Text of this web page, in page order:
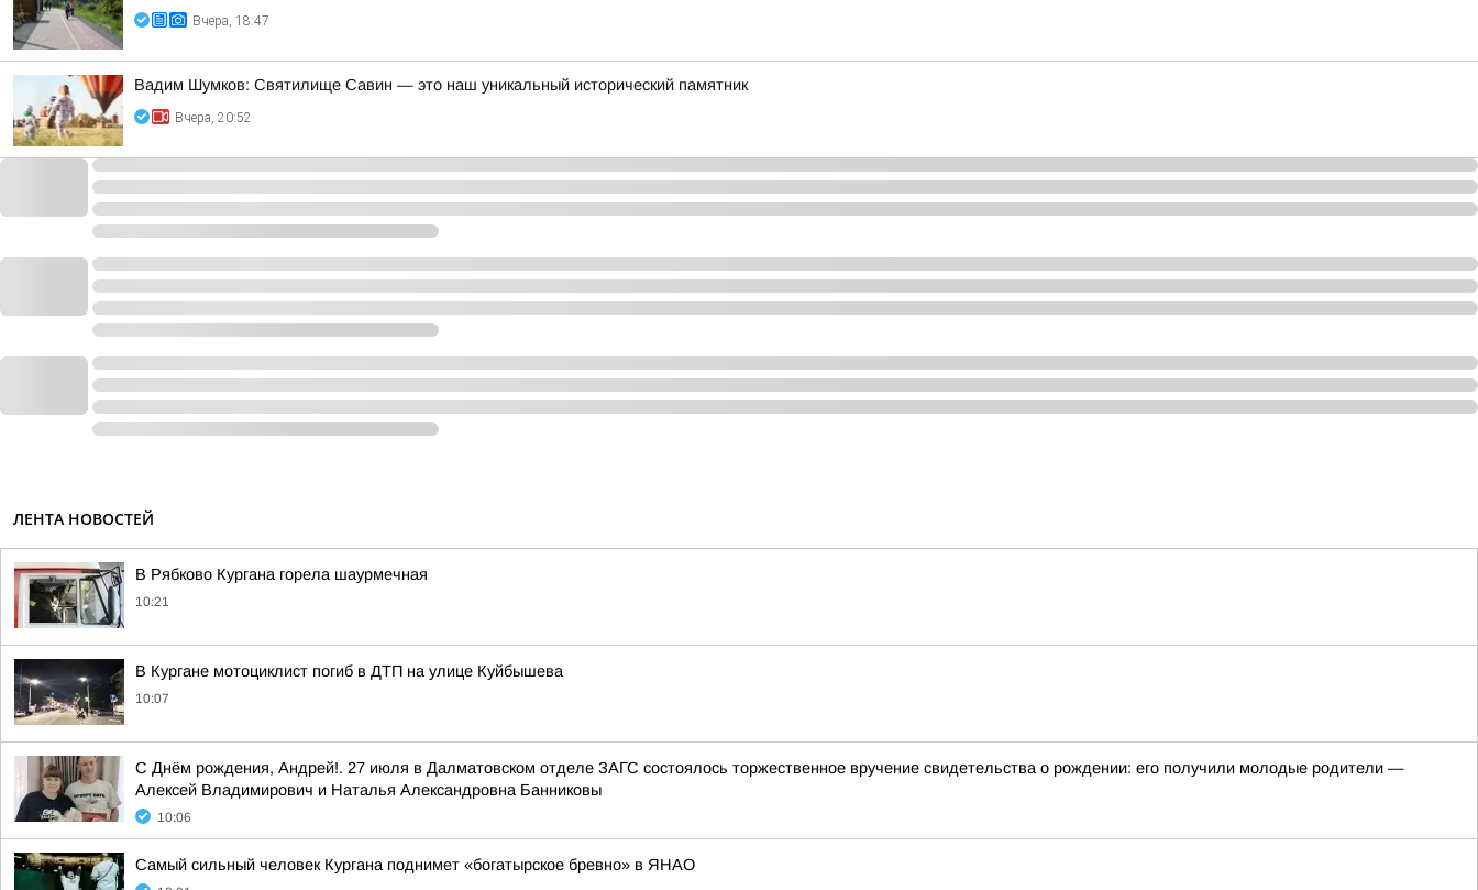
Вчера, 18:47
Вадим Шумков: Святилище Савин — это наш уникальный исторический памятник
Вчера, 20:52
ЛЕНТА НОВОСТЕЙ
В Рябково Кургана горела шаурмечная
10:21
В Кургане мотоциклист погиб в ДТП на улице Куйбышева
10:07
С Днём рождения, Андрей!. 27 июля в Далматовском отделе ЗАГС состоялось торжественное вручение свидетельства о рождении: его получили молодые родители —
Алексей Владимирович и Наталья Александровна Банниковы
10:06
Самый сильный человек Кургана поднимет «богатырское бревно» в ЯНАО